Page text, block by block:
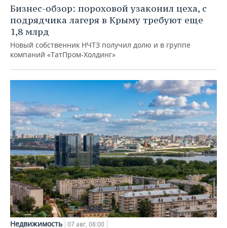
Бизнес-обзор: пороховой узаконил цеха, с
подрядчика лагеря в Крыму требуют еще
1,8 млрд
Новый собственник НЧТЗ получил долю и в группе
компаний «ТатПром-Холдинг»
Недвижимость 07 авг, 08:00